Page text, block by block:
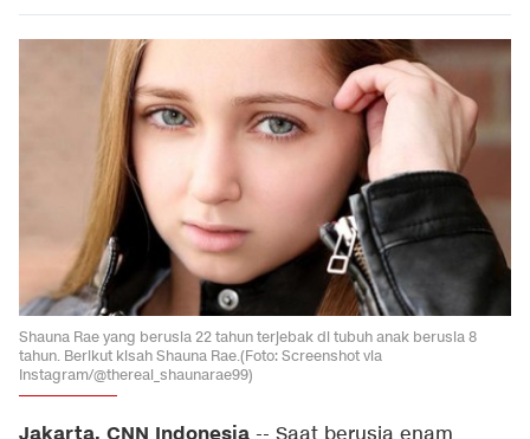
Shauna Rae yang berusia 22 tahun terjebak di tubuh anak berusia 8
tahun. Berikut kisah Shauna Rae.(Foto: Screenshot via
Instagram/@thereal_shaunarae99)